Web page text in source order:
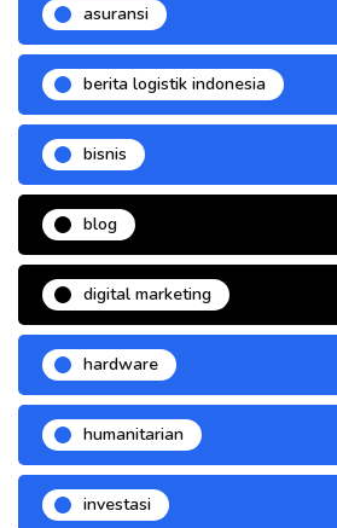
asuransi
berita logistik indonesia
bisnis
blog
digital marketing
hardware
humanitarian
investasi